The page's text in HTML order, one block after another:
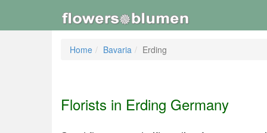
Home Bavaria Erding
Florists in Erding Germany